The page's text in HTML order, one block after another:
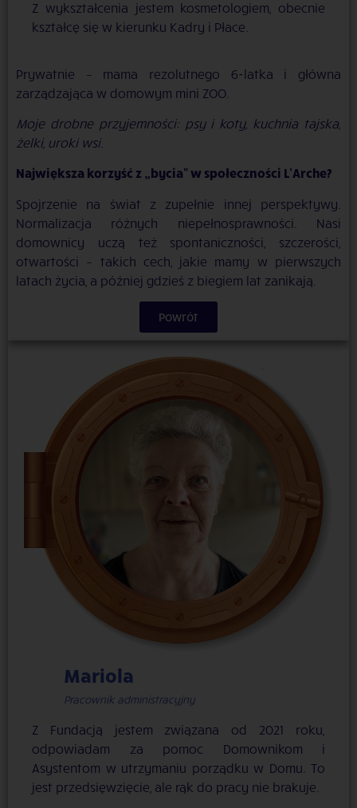
Z wykształcenia jestem kosmetologiem, obecnie
kształcę się w kierunku Kadry i Płace.
Prywatnie – mama rezolutnego 6-latka i główna
zarządzająca w domowym mini ZOO.
Moje drobne przyjemności: psy i koty, kuchnia tajska,
żelki, uroki wsi.
Największa korzyść z „bycia” w społeczności L’Arche?
Spojrzenie na świat z zupełnie innej perspektywy.
Normalizacja różnych niepełnosprawności. Nasi
domownicy uczą też spontaniczności, szczerości,
otwartości – takich cech, jakie mamy w pierwszych
latach życia, a później gdzieś z biegiem lat zanikają.
Powrót
Mariola
Pracownik administracyjny
Z Fundacją jestem związana od 2021 roku,
odpowiadam za pomoc Domownikom i
Asystentom w utrzymaniu porządku w Domu. To
jest przedsięwzięcie, ale rąk do pracy nie brakuje.